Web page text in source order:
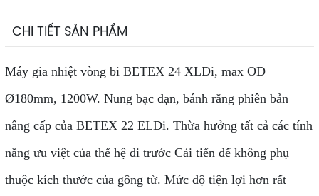
CHI TIẾT SẢN PHẨM
Máy gia nhiệt vòng bi BETEX 24 XLDi, max OD
Ø180mm, 1200W. Nung bạc đạn, bánh răng phiên bản
nâng cấp của BETEX 22 ELDi. Thừa hưởng tất cả các tính
năng ưu việt của thế hệ đi trước Cải tiến để không phụ
thuộc kích thước của gông từ. Mức độ tiện lợi hơn rất